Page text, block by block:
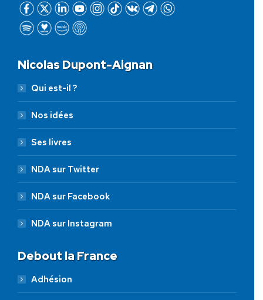
Nicolas Dupont-Aignan
Qui est-il ?
Nos idées
Ses livres
NDA sur Twitter
NDA sur Facebook
NDA sur Instagram
Debout la France
Adhésion